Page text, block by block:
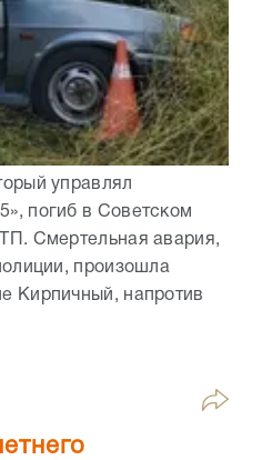
управлял
погиб в Советском
Смертельная авария,
произошла
Кирпичный, напротив